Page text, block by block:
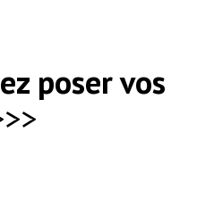
poser vos